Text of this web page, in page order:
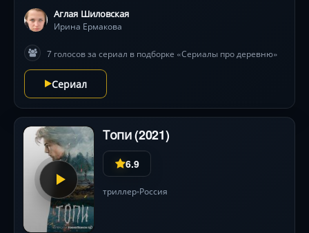
Аглая Шиловская
Ирина Ермакова
7 голосов за сериал в подборке «Сериалы про деревню»
Сериал
Топи (2021)
6.9
триллер•Россия